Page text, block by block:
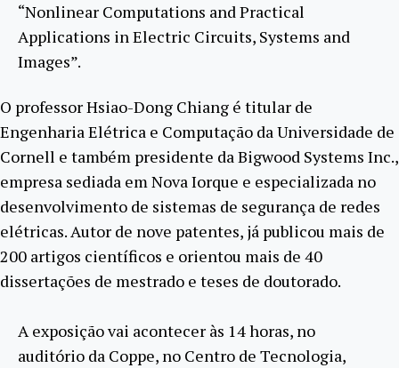
“Nonlinear Computations and Practical
Applications in Electric Circuits, Systems and
Images”.
O professor Hsiao-Dong Chiang é titular de
Engenharia Elétrica e Computação da Universidade de
Cornell e também presidente da Bigwood Systems Inc.,
empresa sediada em Nova Iorque e especializada no
desenvolvimento de sistemas de segurança de redes
elétricas. Autor de nove patentes, já publicou mais de
200 artigos científicos e orientou mais de 40
dissertações de mestrado e teses de doutorado.
A exposição vai acontecer às 14 horas, no
auditório da Coppe, no Centro de Tecnologia,